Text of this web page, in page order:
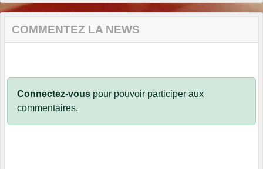
COMMENTEZ LA NEWS
Connectez-vous pour pouvoir participer aux
commentaires.